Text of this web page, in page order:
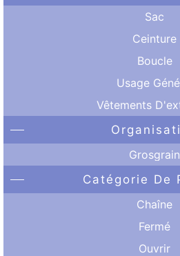
Sac
Ceinture
Boucle
Usage
Vêtements
Grosgrain
Catégorie De
Chaîne
Fermé
Ouvrir